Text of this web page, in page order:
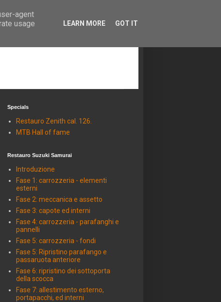
Specials
Restauro Zenith cal. 126.
MTB Hall of fame
Restauro Suzuki Samurai
Introduzione
Fase 1: carrozzeria - elementi
esterni
Fase 2: meccanica e assetto
Fase 3: capote ed interni
Fase 4: carrozzeria - parafanghi e
pannelli
Fase 5: carrozzeria - fondi
Fase 5: Ripristino parafango e
passaruota anteriore
Fase 6: ripristino dei sottoporta
della scocca
Fase 7: allestimento esterno,
portapacchi, ed interni
agent
usage
LEARN MORE GOT IT